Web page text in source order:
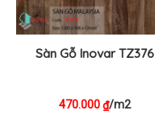
Sàn Gỗ Inovar TZ376
470.000₫/m2